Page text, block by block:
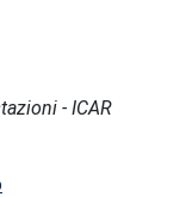
- ICAR